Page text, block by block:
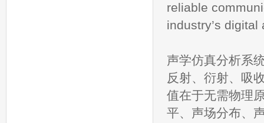
reliable
industry’s
声学仿真分析系
反射、衍射、吸
值在于无需物理
平、声场分布、